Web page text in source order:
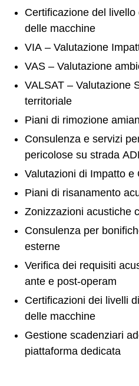
Certificazione del
delle macchine
VIA – Valutazione
VAS – Valutazione
VALSAT – Valutazione
territoriale
Piani di rimozione
Consulenza e servizi
pericolose su strada
Valutazioni di Impatto e
Piani di risanamento
Zonizzazioni acustiche
Consulenza per
esterne
Verifica dei requisiti
ante e post-operam
Certificazioni dei livelli
delle macchine
Gestione scadenziari
piattaforma dedicata